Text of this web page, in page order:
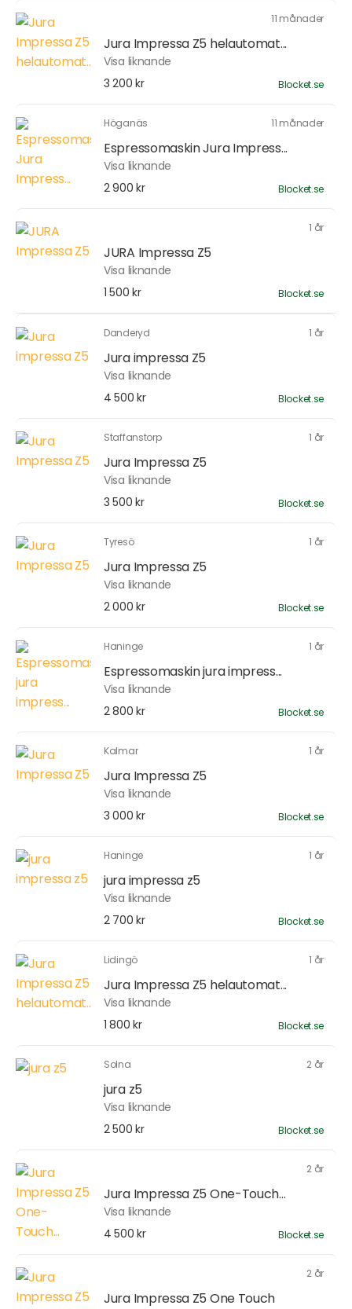
11 månader
Jura Impressa Z5 helautomat...
Visa liknande
3 200 kr
Blocket.se
Höganäs 11 månader
Espressomaskin Jura Impress...
Visa liknande
2 900 kr
Blocket.se
1 år
JURA Impressa Z5
Visa liknande
1 500 kr
Blocket.se
Danderyd 1 år
Jura impressa Z5
Visa liknande
4 500 kr
Blocket.se
Staffanstorp 1 år
Jura Impressa Z5
Visa liknande
3 500 kr
Blocket.se
Tyresö 1 år
Jura Impressa Z5
Visa liknande
2 000 kr
Blocket.se
Haninge 1 år
Espressomaskin jura impress...
Visa liknande
2 800 kr
Blocket.se
Kalmar 1 år
Jura Impressa Z5
Visa liknande
3 000 kr
Blocket.se
Haninge 1 år
jura impressa z5
Visa liknande
2 700 kr
Blocket.se
Lidingö 1 år
Jura Impressa Z5 helautomat...
Visa liknande
1 800 kr
Blocket.se
Solna 2 år
jura z5
Visa liknande
2 500 kr
Blocket.se
2 år
Jura Impressa Z5 One-Touch...
Visa liknande
4 500 kr
Blocket.se
2 år
Jura Impressa Z5 One Touch